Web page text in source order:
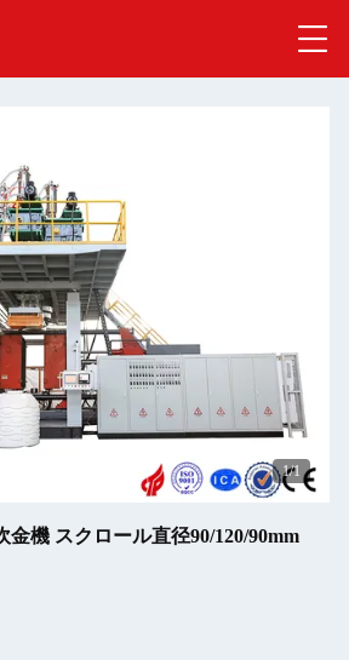
1/1
金機 スクロール直径90/120/90mm